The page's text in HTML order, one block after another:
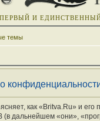
ПЕРВЫЙ И
темы
как «Britva.Ru» и
(в дальнейшем «они»,